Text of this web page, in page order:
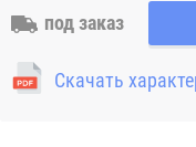
обозначением 2RS
контактные
(NBR) и пригодны для
поставляются
под заказ
Скачать